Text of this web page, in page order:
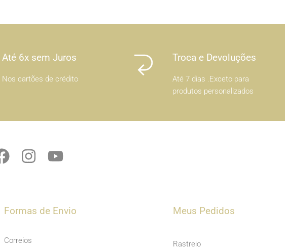
Até 6x sem Juros
Nos cartões de crédito
Troca e Devoluções
Até 7 dias .Exceto para
produtos personalizados
F
a
b
o
I
n
a
r
Y
o
u
Formas de Envio
Correios
Meus Pedidos
Rastreio